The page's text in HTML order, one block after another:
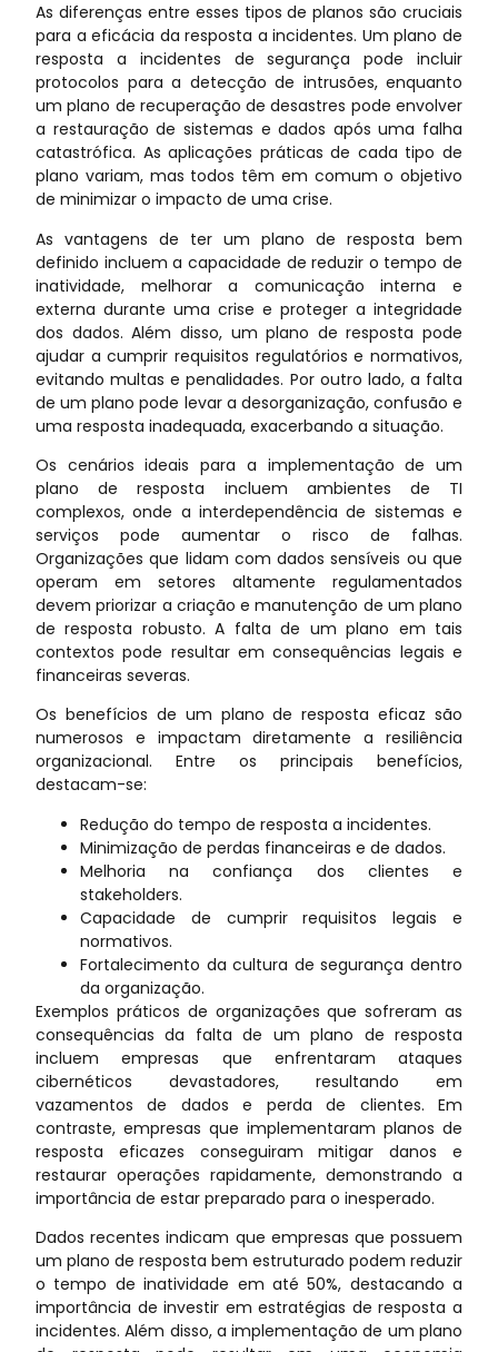
As diferenças entre esses tipos de planos são cruciais
para a eficácia da resposta a incidentes. Um plano de
resposta a incidentes de segurança pode incluir
protocolos para a detecção de intrusões, enquanto
um plano de recuperação de desastres pode envolver
a restauração de sistemas e dados após uma falha
catastrófica. As aplicações práticas de cada tipo de
plano variam, mas todos têm em comum o objetivo
de minimizar o impacto de uma crise.
As vantagens de ter um plano de resposta bem
definido incluem a capacidade de reduzir o tempo de
inatividade, melhorar a comunicação interna e
externa durante uma crise e proteger a integridade
dos dados. Além disso, um plano de resposta pode
ajudar a cumprir requisitos regulatórios e normativos,
evitando multas e penalidades. Por outro lado, a falta
de um plano pode levar a desorganização, confusão e
uma resposta inadequada, exacerbando a situação.
Os cenários ideais para a implementação de um
plano de resposta incluem ambientes de TI
complexos, onde a interdependência de sistemas e
serviços pode aumentar o risco de falhas.
Organizações que lidam com dados sensíveis ou que
operam em setores altamente regulamentados
devem priorizar a criação e manutenção de um plano
de resposta robusto. A falta de um plano em tais
contextos pode resultar em consequências legais e
financeiras severas.
Os benefícios de um plano de resposta eficaz são
numerosos e impactam diretamente a resiliência
organizacional. Entre os principais benefícios,
destacam-se:
Redução do tempo de resposta a incidentes.
Minimização de perdas financeiras e de dados.
Melhoria na confiança dos clientes e
stakeholders.
Capacidade de cumprir requisitos legais e
normativos.
Fortalecimento da cultura de segurança dentro
da organização.
Exemplos práticos de organizações que sofreram as
consequências da falta de um plano de resposta
incluem empresas que enfrentaram ataques
cibernéticos devastadores, resultando em
vazamentos de dados e perda de clientes. Em
contraste, empresas que implementaram planos de
resposta eficazes conseguiram mitigar danos e
restaurar operações rapidamente, demonstrando a
importância de estar preparado para o inesperado.
Dados recentes indicam que empresas que possuem
um plano de resposta bem estruturado podem reduzir
o tempo de inatividade em até 50%, destacando a
importância de investir em estratégias de resposta a
incidentes. Além disso, a implementação de um plano